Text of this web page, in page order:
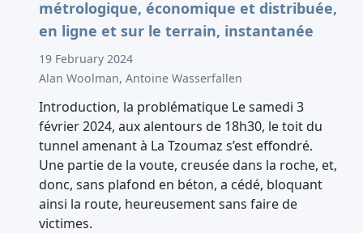
métrologique, économique et distribuée,
en ligne et sur le terrain, instantanée
19 February 2024
Alan Woolman, Antoine Wasserfallen
Introduction, la problématique Le samedi 3
février 2024, aux alentours de 18h30, le toit du
tunnel amenant à La Tzoumaz s’est effondré.
Une partie de la voute, creusée dans la roche, et,
donc, sans plafond en béton, a cédé, bloquant
ainsi la route, heureusement sans faire de
victimes.